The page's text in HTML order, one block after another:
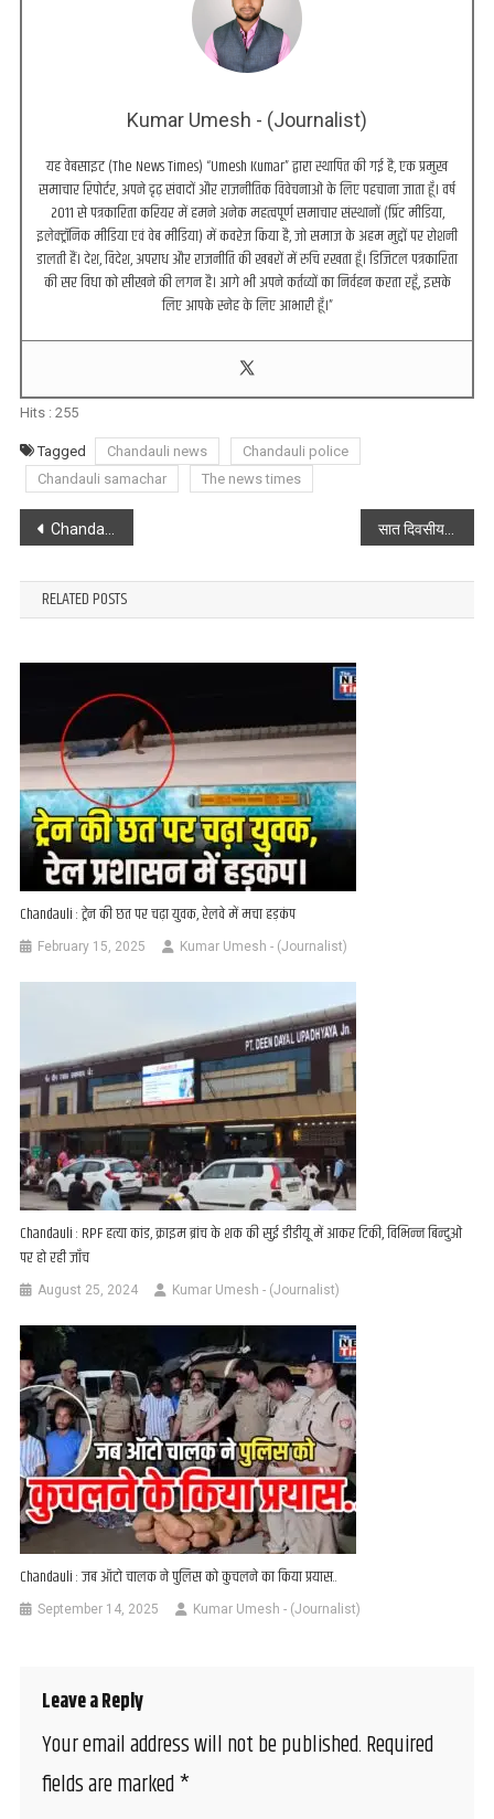
Kumar Umesh - (Journalist)
यह वेबसाइट (The News Times) “Umesh Kumar” द्वारा स्थापित की गई है, एक प्रमुख
समाचार रिपोर्टर, अपने दृढ़ संवादों और राजनीतिक विवेचनाओं के लिए पहचाना जाता हूँ। वर्ष
2011 से पत्रकारिता करियर में हमने अनेक महत्वपूर्ण समाचार संस्थानों (प्रिंट मीडिया,
इलेक्ट्रॉनिक मीडिया एवं वेब मीडिया) में कवरेज किया है, जो समाज के अहम मुद्दों पर रोशनी
डालती हैं। देश, विदेश, अपराध और राजनीति की खबरों में रुचि रखता हूँ। डिजिटल पत्रकारिता
की सर विधा को सीखने की लगन है। आगे भी अपने कर्तव्यों का निर्वहन करता रहूँ, इसके
लिए आपके स्नेह के लिए आभारी हूँ।”
Hits : 255
Tagged Chandauli news
Chandauli police
Chandauli samachar
The news times
Post
navigation
Chandauli : HPCL के खिलाफ ट्रांसपोर्टरों का प्रदर्शन, नियमों को तोड़कर खास ट्रांसपोर्टर को फायदा देने का आरोप
RELATED POSTS
Chandauli : ट्रेन की छत पर चढ़ा युवक, रेलवे में मचा हड़कंप
February 15, 2025 Kumar Umesh - (Journalist)
Chandauli : RPF हत्या कांड, क्राइम ब्रांच के शक की सुई डीडीयू में आकर टिकी, विभिन्न बिन्दुओं
पर हो रही जाँच
August 25, 2024 Kumar Umesh - (Journalist)
Chandauli : जब ऑटो चालक ने पुलिस को कुचलने का किया प्रयास..
September 14, 2025 Kumar Umesh - (Journalist)
Leave a Reply
Your email address will not be published.Required
fields are marked*